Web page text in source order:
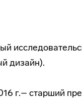
дизайн).
г.– старший